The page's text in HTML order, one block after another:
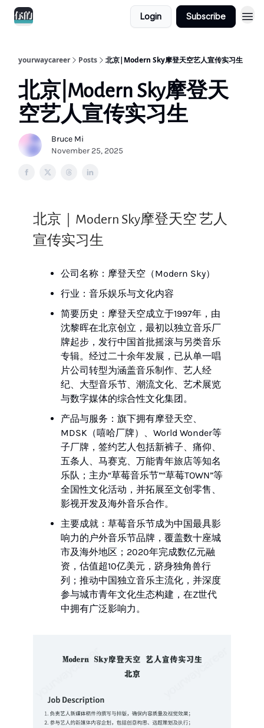
Login Subscribe
yourwaycareer Posts 北京|Modern Sky摩登天空艺人宣传实习生
北京|Modern Sky摩登天
空艺人宣传实习生
Bruce Mi
November 25, 2025
北京｜Modern Sky摩登天空 艺人
宣传实习生
公司名称：摩登天空（Modern Sky）
行业：音乐娱乐与文化内容
简要历史：摩登天空成立于1997年，由
沈黎晖在北京创立，最初以独立音乐厂
牌起步，发行中国首批摇滚与另类音乐
专辑。经过二十余年发展，已从单一唱
片公司转型为涵盖音乐制作、艺人经
纪、大型音乐节、潮流文化、艺术展览
与数字媒体的综合性文化集团。
产品与服务：旗下拥有摩登天空、
MDSK（嘻哈厂牌）、World Wonder等
子厂牌，签约艺人包括新裤子、痛仰、
五条人、马赛克、万能青年旅店等知名
乐队；主办“草莓音乐节”“草莓TOWN”等
全国性文化活动，并拓展至文创零售、
影视开发及海外音乐合作。
主要成就：草莓音乐节成为中国最具影
响力的户外音乐节品牌，覆盖数十座城
市及海外地区；2020年完成数亿元融
资，估值超10亿美元，跻身独角兽行
列；推动中国独立音乐主流化，并深度
参与城市青年文化生态构建，在Z世代
中拥有广泛影响力。